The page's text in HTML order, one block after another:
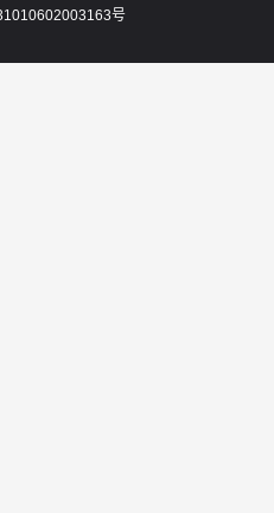
号